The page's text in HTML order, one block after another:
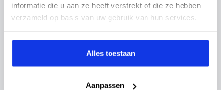
informatie die u aan ze heeft verstrekt of die ze hebben
verzameld op basis van uw gebruik van hun services.
Alles toestaan
Aanpassen
Inruilvoorstel op deze auto?
inruilauto mee te sturen.